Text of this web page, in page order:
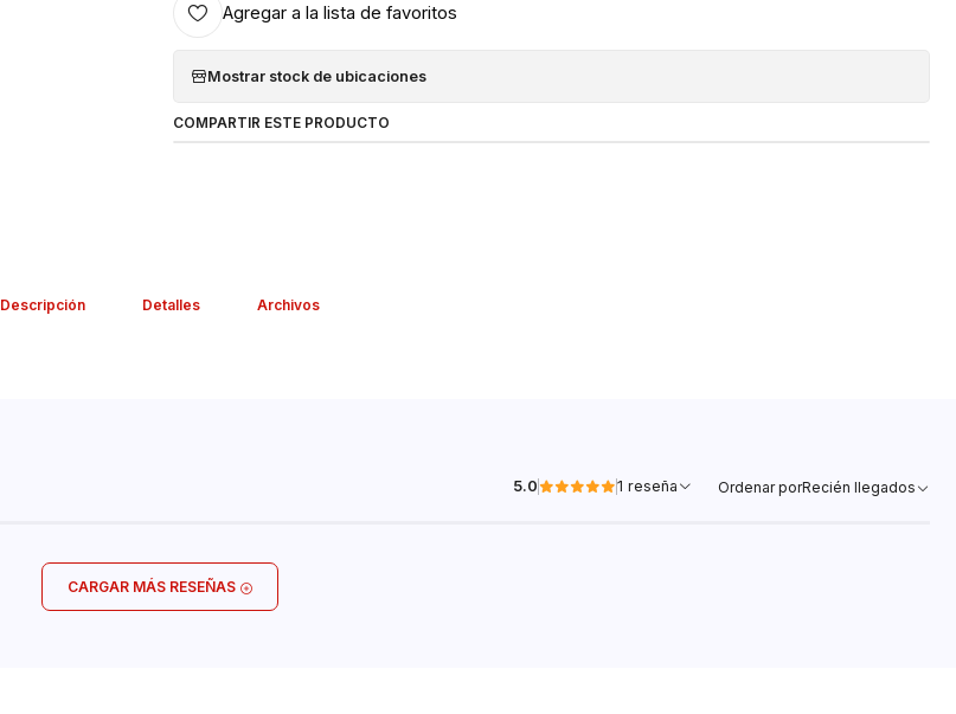
Agregar a la lista de favoritos
Mostrar stock de ubicaciones
COMPARTIR ESTE PRODUCTO
Descripción Detalles Archivos
5.0 1 reseña Ordenar porRecién llegados
CARGAR MÁS RESEÑAS